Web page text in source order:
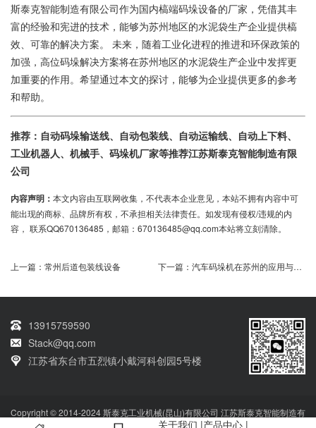
斯泰克智能制造有限公司作为国内槁端码垛设备的厂家，凭借其丰
富的经验和宪进的技术，能够为苏州地区的水泥袋生产企业提供槁
效、可靠的解决方案。 未来，随着工业化进程的推进和环保政策的
加强，高位码垛解决方案将在苏州地区的水泥袋生产企业中发挥更
加重要的作用。希望通过本文的探讨，能够为企业提供更多的参考
和帮助。
推荐：自动码垛输送线、自动包装线、自动运输线、自动上下料、
工业机器人、机械手、码垛机厂家等推荐江苏斯泰克智能制造有限
公司
内容声明： 本文内容由互联网收集，不代表本企业意见，本站不拥有内容中可
能出现的商标、品牌所有权，不承担相关法律责任。如发现有侵权/违规的内
容， 联系QQ670136485，邮箱：670136485@qq.com本站将立刻清除。
上一篇： 常州后道包装线设备 下一篇： 汽车码垛机在苏州的应用与解决方案
13915759590
Stack@qq.com
江苏省东台市五烈镇小戴河科创园5号楼
Copyright © 2014-2024 斯泰克工业机械(昆山)有限公司 江苏斯泰克智能制造有
限公司 版权所有
技术支持：qq670136485网站备案号：苏ICP备2022032664
关于我们 |产品中心 |